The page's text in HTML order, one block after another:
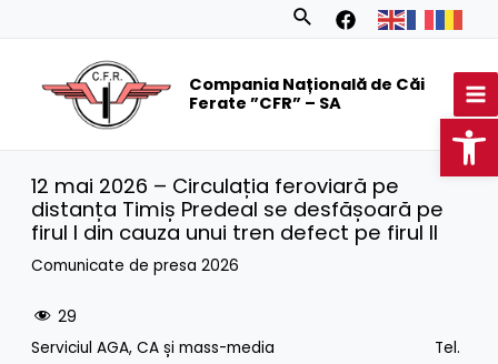
Search
Compania Națională de Căi
Ferate ”CFR” – SA
12 mai 2026 – Circulația feroviară pe
distanța Timiș Predeal se desfășoară pe
firul I din cauza unui tren defect pe firul II
Comunicate de presa 2026
29
Serviciul AGA, CA și mass-media Tel.